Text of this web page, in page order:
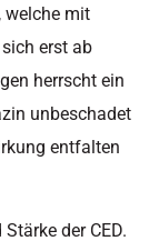
, welche mit
erst ab
herrscht ein
unbeschadet
entfalten
der CED.